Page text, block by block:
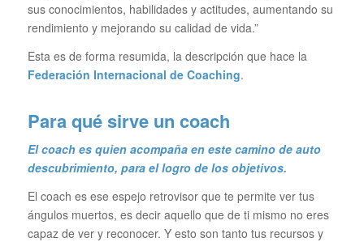
sus conocimientos, habilidades y actitudes, aumentando su
rendimiento y mejorando su calidad de vida.”
Esta es de forma resumida, la descripción que hace la
Federación Internacional de Coaching.
Para qué sirve un coach
El coach es quien acompaña en este camino de auto
descubrimiento, para el logro de los objetivos.
El coach es ese espejo retrovisor que te permite ver tus
ángulos muertos, es decir aquello que de ti mismo no eres
capaz de ver y reconocer. Y esto son tanto tus recursos y